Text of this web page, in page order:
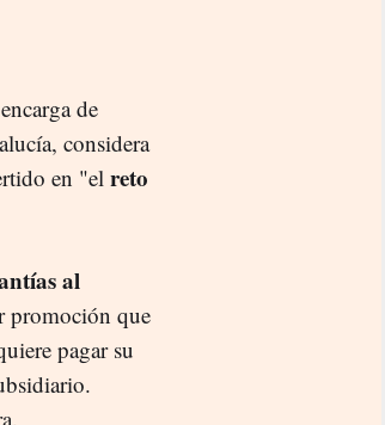
de
considera
en "el reto
al
promoción que
pagar su